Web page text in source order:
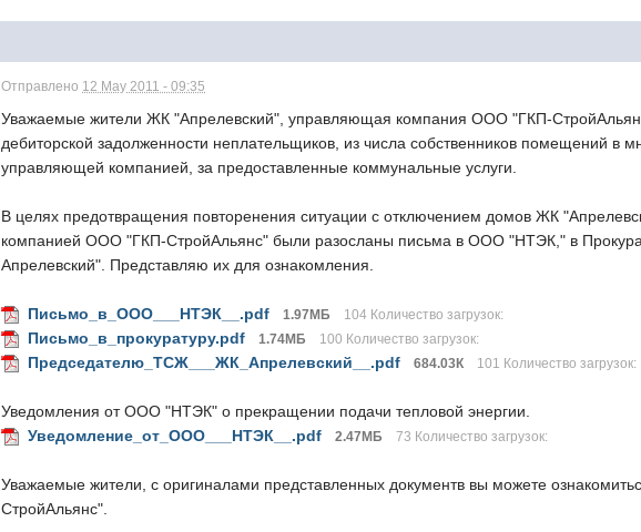
Отправлено 12 May 2011 - 09:35
Уважаемые жители ЖК "Апрелевский", управляющая компания ООО "ГКП-
дебиторской задолженности неплательщиков, из числа собственников помещений в
управляющей компанией, за предоставленные коммунальные услуги.
В целях предотвращения повторенения ситуации с отключением домов ЖК
компанией ООО "ГКП-СтройАльянс" были разосланы письма в ООО "НТЭК," в
Апрелевский". Представляю их для ознакомления.
Письмо_в_ООО___НТЭК__.pdf 1.97МБ 104 Количество загрузок:
Письмо_в_прокуратуру.pdf 1.74МБ 100 Количество загрузок:
Председателю_ТСЖ___ЖК_Апрелевский__.pdf 684.03К 101 Количество загрузок:
Уведомления от ООО "НТЭК" о прекращении подачи тепловой энергии.
Уведомление_от_ООО___НТЭК__.pdf
2.47МБ 73 Количество загрузок:
Уважаемые жители, с оригиналами представленных документв вы можете
СтройАльянс".